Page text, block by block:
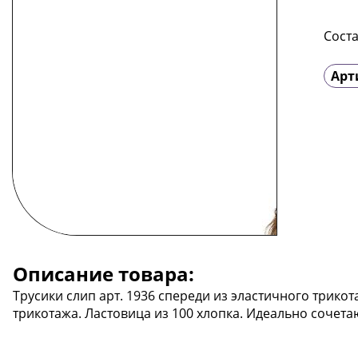
Описание товара:
Трусики слип арт. 1936 спереди из эластичного
трикотажа. Ластовица из 100 хлопка. Идеально